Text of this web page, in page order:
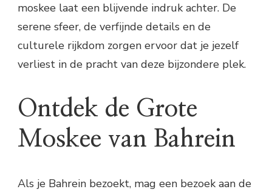
moskee laat een blijvende indruk achter. De
serene sfeer, de verfijnde details en de
culturele rijkdom zorgen ervoor dat je jezelf
verliest in de pracht van deze bijzondere plek.
Ontdek de Grote
Moskee van Bahrein
Als je Bahrein bezoekt, mag een bezoek aan de